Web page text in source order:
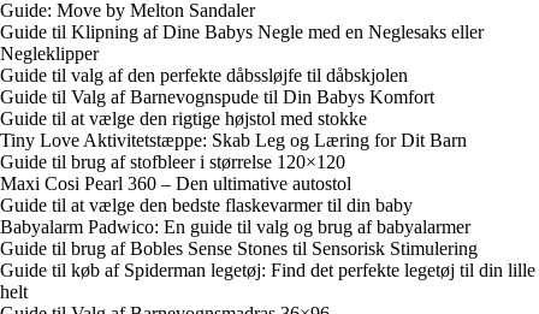
Guide: Move by Melton Sandaler
Guide til Klipning af Dine Babys Negle med en Neglesaks eller
Negleklipper
Guide til valg af den perfekte dåbssløjfe til dåbskjolen
Guide til Valg af Barnevognspude til Din Babys Komfort
Guide til at vælge den rigtige højstol med stokke
Tiny Love Aktivitetstæppe: Skab Leg og Læring for Dit Barn
Guide til brug af stofbleer i størrelse 120×120
Maxi Cosi Pearl 360 – Den ultimative autostol
Guide til at vælge den bedste flaskevarmer til din baby
Babyalarm Padwico: En guide til valg og brug af babyalarmer
Guide til brug af Bobles Sense Stones til Sensorisk Stimulering
Guide til køb af Spiderman legetøj: Find det perfekte legetøj til din lille
helt